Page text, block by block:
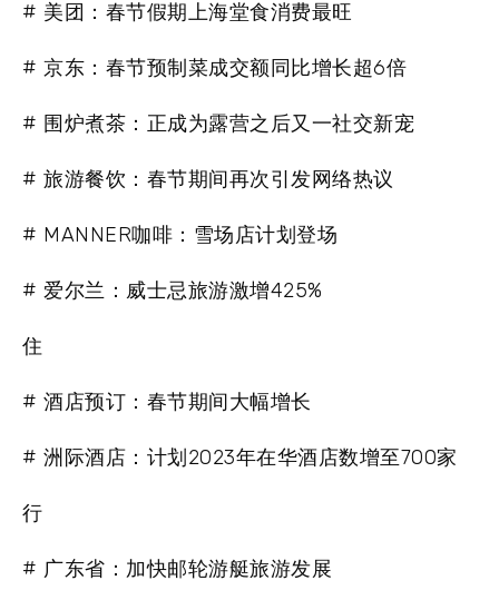
# 美团：春节假期上海堂食消费最旺
# 京东：春节预制菜成交额同比增长超6倍
# 围炉煮茶：正成为露营之后又一社交新宠
# 旅游餐饮：春节期间再次引发网络热议
# MANNER咖啡：雪场店计划登场
# 爱尔兰：威士忌旅游激增425%
住
# 酒店预订：春节期间大幅增长
# 洲际酒店：计划2023年在华酒店数增至700家
行
# 广东省：加快邮轮游艇旅游发展